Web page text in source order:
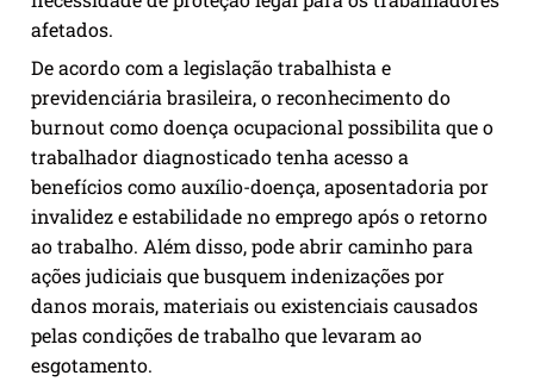
afetados.
De acordo com a legislação trabalhista e
previdenciária brasileira, o reconhecimento do
burnout como doença ocupacional possibilita que o
trabalhador diagnosticado tenha acesso a
benefícios como auxílio-doença, aposentadoria por
invalidez e estabilidade no emprego após o retorno
ao trabalho. Além disso, pode abrir caminho para
ações judiciais que busquem indenizações por
danos morais, materiais ou existenciais causados
pelas condições de trabalho que levaram ao
esgotamento.